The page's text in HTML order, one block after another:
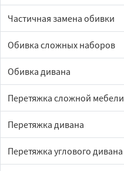
Частичная замена обивки
Обивка сложных наборов
Обивка дивана
Перетяжка сложной мебели
Перетяжка дивана
Перетяжка углового дивана